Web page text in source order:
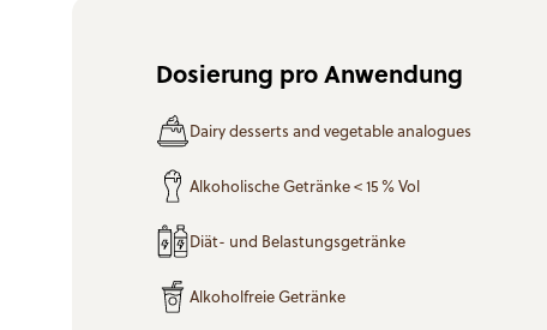
Dosierung pro Anwendung
Dairy desserts and vegetable analogues
Alkoholische Getränke < 15 % Vol
Diät- und Belastungsgetränke
Alkoholfreie Getränke